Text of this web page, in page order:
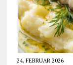
24. FEBRUAR 2026